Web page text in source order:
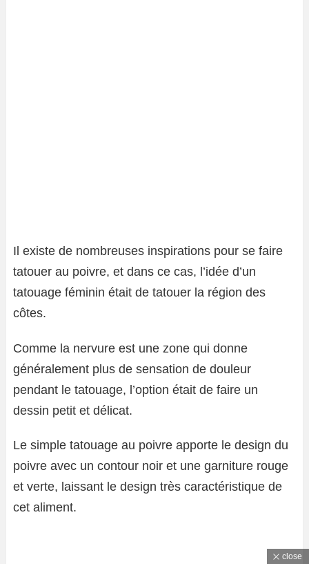
Il existe de nombreuses inspirations pour se faire
tatouer au poivre, et dans ce cas, l’idée d’un
tatouage féminin était de tatouer la région des
côtes.
Comme la nervure est une zone qui donne
généralement plus de sensation de douleur
pendant le tatouage, l’option était de faire un
dessin petit et délicat.
Le simple tatouage au poivre apporte le design du
poivre avec un contour noir et une garniture rouge
et verte, laissant le design très caractéristique de
cet aliment.
close